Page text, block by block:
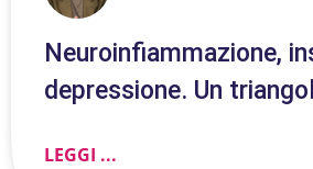
Neuroinfiammazione,
depressione. Un
LEGGI ...